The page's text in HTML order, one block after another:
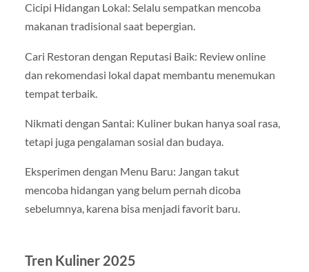
Cicipi Hidangan Lokal: Selalu sempatkan mencoba
makanan tradisional saat bepergian.
Cari Restoran dengan Reputasi Baik: Review online
dan rekomendasi lokal dapat membantu menemukan
tempat terbaik.
Nikmati dengan Santai: Kuliner bukan hanya soal rasa,
tetapi juga pengalaman sosial dan budaya.
Eksperimen dengan Menu Baru: Jangan takut
mencoba hidangan yang belum pernah dicoba
sebelumnya, karena bisa menjadi favorit baru.
Tren Kuliner 2025